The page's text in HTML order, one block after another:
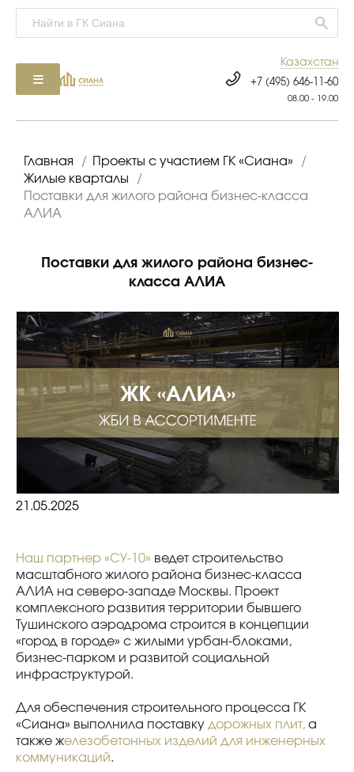
Казахстан
+7 (495) 646-11-60
08.00 - 19.00
Главная / Проекты с участием ГК «Сиана»
/
Жилые кварталы
/
Поставки для жилого района бизнес-класса
АЛИА
Поставки для жилого района бизнес-
класса АЛИА
21.05.2025
Наш партнер «СУ-10» ведет строительство
масштабного жилого района бизнес-класса
АЛИА на северо-западе Москвы. Проект
комплексного развития территории бывшего
Тушинского аэродрома строится в концепции
«город в городе» с жилыми урбан-блоками,
бизнес-парком и развитой социальной
инфраструктурой.
Для обеспечения строительного процесса ГК
«Сиана» выполнила поставку дорожных плит, а
также железобетонных изделий для инженерных
коммуникаций.